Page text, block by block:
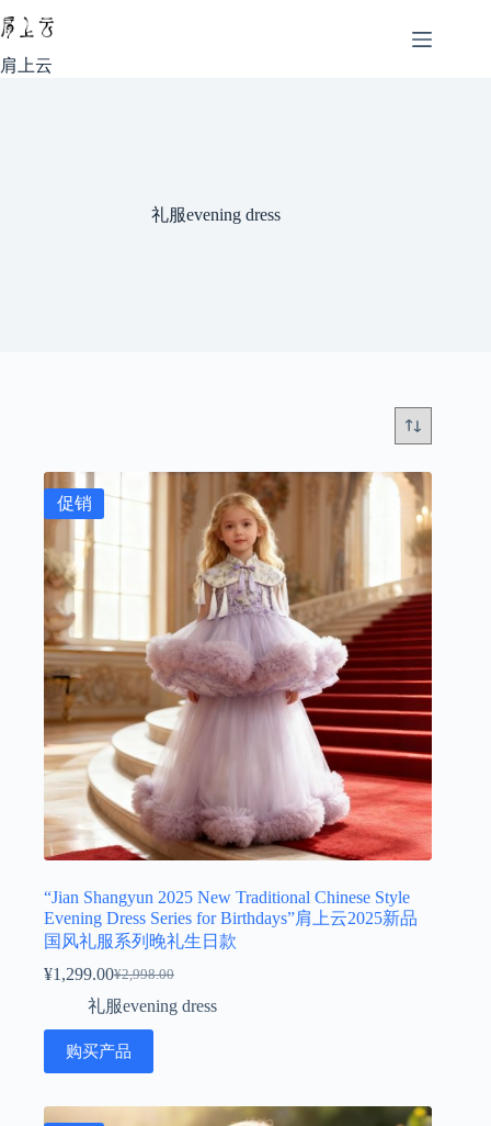
至
内
容
肩上云
礼服evening dress
促销
“Jian Shangyun 2025 New Traditional Chinese Style
Evening Dress Series for Birthdays”肩上云2025新品
国风礼服系列晚礼生日款
¥2,998.00
原
价
为：
¥2,998.00。
¥1,299.00当
前
价
格
为：
礼服evening dress
购买产品